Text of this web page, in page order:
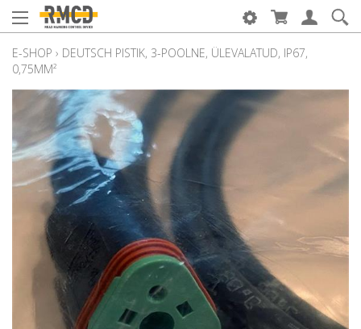
E-SHOP › DEUTSCH PISTIK, 3-POOLNE, ÜLEVALATUD, IP67,
0,75MM²